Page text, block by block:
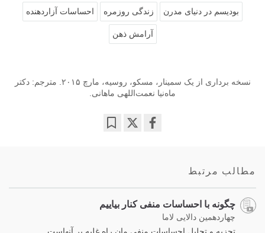
بودیسم در دنیای مدرن زندگی روزمره احساسات آزاردهنده
آرامش ذهن
نسخه برداری از یک سمینار، مسکو، روسیه، مارچ ۲۰۱۵. مترجم: دکتر
ماه‌نیا نعمت‌اللهی ماهانی.
مطالب مرتبط
چگونه با احساسات منفی کنار بیاییم
چهاردهمین دالایی لاما